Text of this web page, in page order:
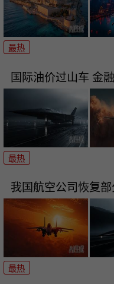
最热
国际油价过山车 金
最热
我国航空公司恢复
最热